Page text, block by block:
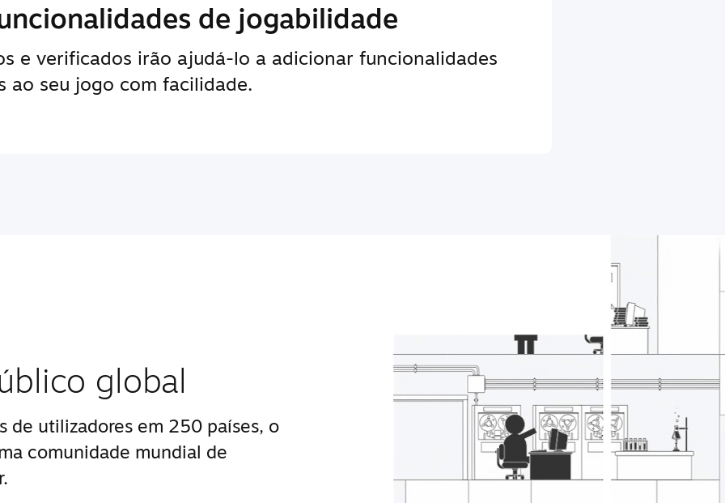
de jogabilidade
e verificados irão ajudá-lo a adicionar funcionalidades
ao seu jogo com facilidade.
global
de utilizadores em 250 países, o
comunidade mundial de